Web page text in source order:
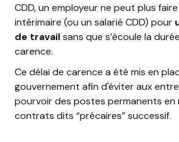
CDD, un employeur ne peut plus
intérimaire (ou un salarié CDD) pour
de travailsans que s’écoule la
carence.
Ce délai de carence a été mis en
gouvernement afin d'éviter aux
pourvoir des postes permanents en
contrats dits “précaires” successif.